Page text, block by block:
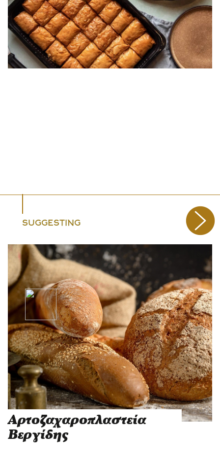
SUGGESTING
Αρτοζαχαροπλαστεία
Βεργίδης